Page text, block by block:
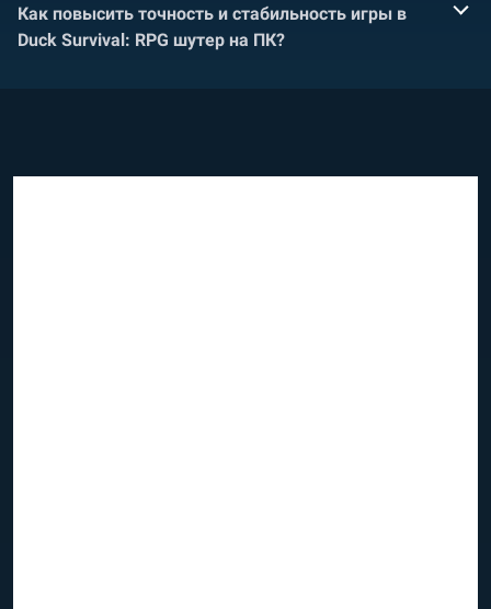
Как повысить точность и стабильность игры в
Duck Survival: RPG шутер на ПК?